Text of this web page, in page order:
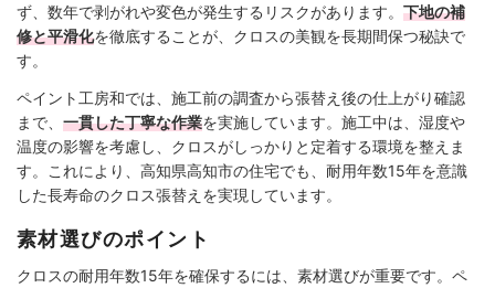
ず、数年で剥がれや変色が発生するリスクがあります。 下地の補
修と平滑化を徹底することが、クロスの美観を長期間保つ秘訣で
す。
ペイント工房和では、施工前の調査から張替え後の仕上がり確認
まで、 一貫した丁寧な作業を実施しています。施工中は、湿度や
温度の影響を考慮し、クロスがしっかりと定着する環境を整えま
す。これにより、高知県高知市の住宅でも、耐用年数15年を意識
した長寿命のクロス張替えを実現しています。
素材選びのポイント
クロスの耐用年数15年を確保するには、素材選びが重要です。ペ